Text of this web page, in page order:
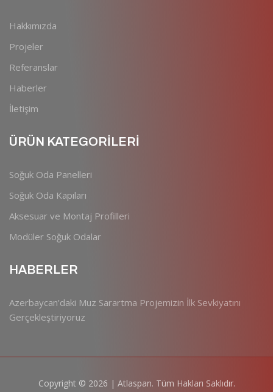
Hakkımızda
Projeler
Referanslar
Haberler
İletişim
ÜRÜN KATEGORİLERİ
Soğuk Oda Panelleri
Soğuk Oda Kapıları
Aksesuar ve Montaj Profilleri
Modüler Soğuk Odalar
HABERLER
Azerbaycan’daki Muz Sarartma Projemizin İlk Sevkiyatını
Gerçekleştiriyoruz
Copyright © 2026 | Atlaspan. Tüm Hakları Saklıdır.